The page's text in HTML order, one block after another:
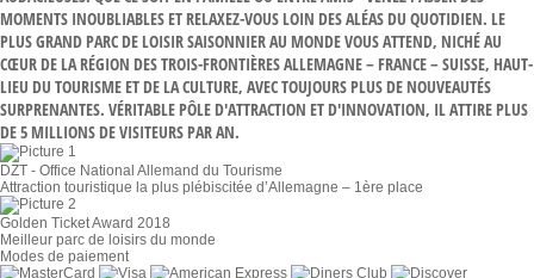
MOMENTS INOUBLIABLES ET RELAXEZ-VOUS LOIN DES ALÉAS DU QUOTIDIEN. LE
PLUS GRAND PARC DE LOISIR SAISONNIER AU MONDE VOUS ATTEND, NICHÉ AU
CŒUR DE LA RÉGION DES TROIS-FRONTIÈRES ALLEMAGNE – FRANCE – SUISSE, HAUT-
LIEU DU TOURISME ET DE LA CULTURE, AVEC TOUJOURS PLUS DE NOUVEAUTÉS
SURPRENANTES. VÉRITABLE PÔLE D'ATTRACTION ET D'INNOVATION, IL ATTIRE PLUS
DE 5 MILLIONS DE VISITEURS PAR AN.
DZT - Office National Allemand du Tourisme
Attraction touristique la plus plébiscitée d’Allemagne – 1ère place
Golden Ticket Award 2018
Meilleur parc de loisirs du monde
Modes de paiement